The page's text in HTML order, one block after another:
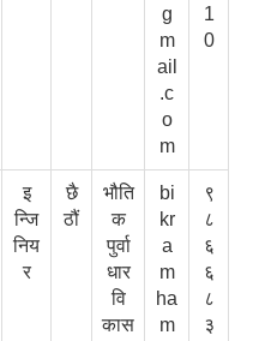
g
m
ail
.c
o
m
1
0
इ
न्जि
निय
र
छै
ठौं
भौति
क
पुर्वा
धार
वि
कास
bi
kr
a
m
ha
m
९
८
६
६
८
३